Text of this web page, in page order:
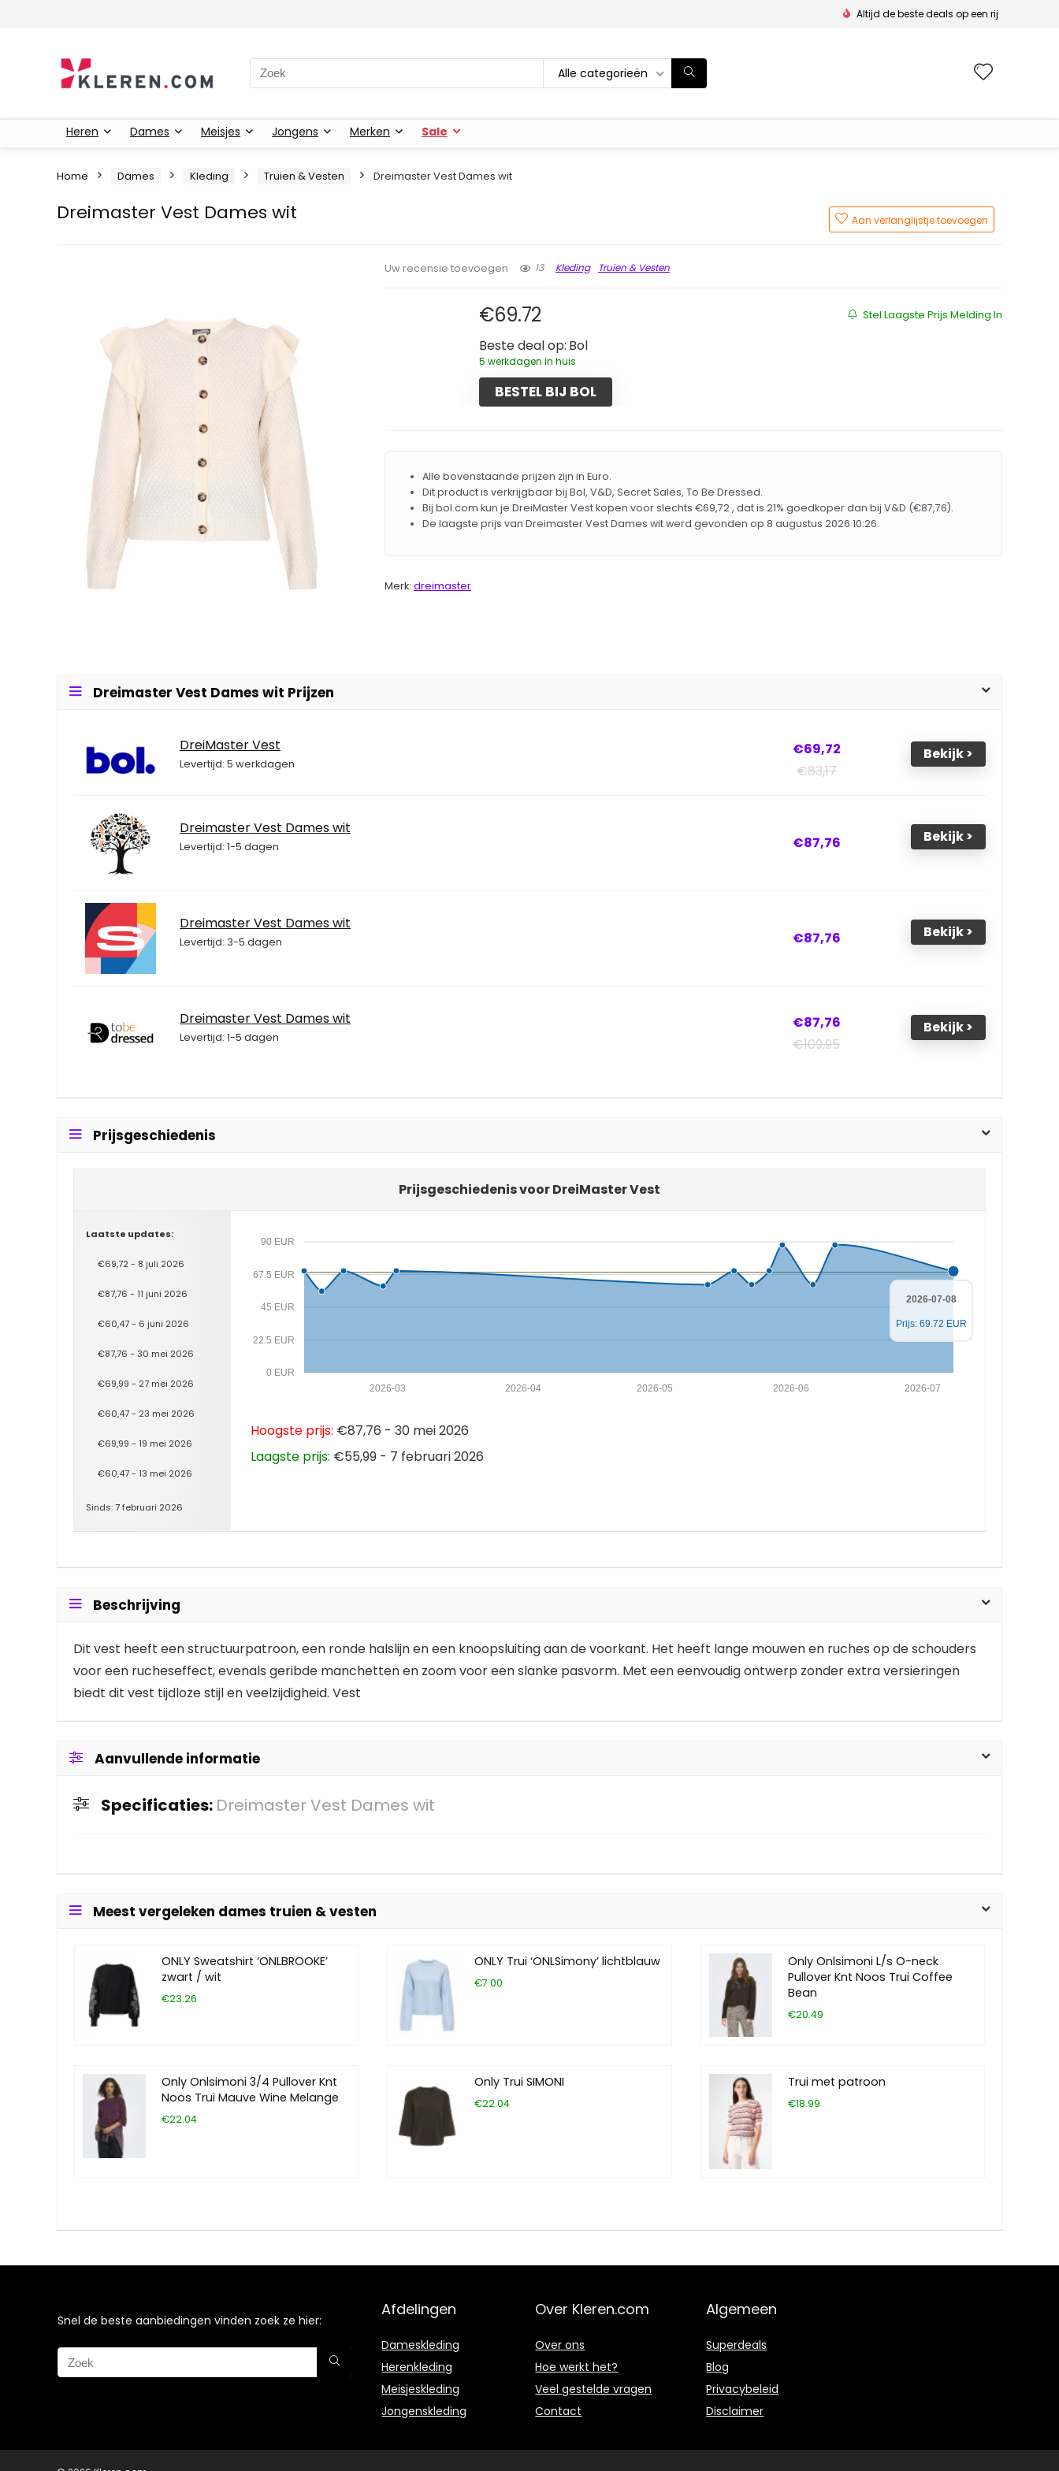
Altijd de beste deals op een rij
Zoeken naar: Alle categorieën
Heren Dames Meisjes Jongens Merken Sale
Home Dames Kleding Truien & Vesten Dreimaster Vest Dames wit
Dreimaster Vest Dames wit Aan verlanglijstje toevoegen
Uw recensie toevoegen 13 Kleding Truien & Vesten
Stel Laagste Prijs Melding In
€69.72
Beste deal op: Bol
5 werkdagen in huis
BESTEL BIJ BOL
Alle bovenstaande prijzen zijn in Euro.
Dit product is verkrijgbaar bij Bol, V&D, Secret Sales, To Be Dressed.
Bij bol.com kun je DreiMaster Vest kopen voor slechts €69,72 , dat is 21% goedkoper dan bij V&D (€87,76).
De laagste prijs van Dreimaster Vest Dames wit werd gevonden op 8 augustus 2026 10:26.
Merk: dreimaster
Dreimaster Vest Dames wit Prijzen
DreiMaster Vest
Levertijd: 5 werkdagen
€69,72
€83,17
Bekijk >
Dreimaster Vest Dames wit
Levertijd: 1-5 dagen €87,76 Bekijk >
Dreimaster Vest Dames wit
Levertijd: 3-5 dagen €87,76 Bekijk >
Dreimaster Vest Dames wit
Levertijd: 1-5 dagen
€87,76
€109,95
Bekijk >
Prijsgeschiedenis
Prijsgeschiedenis voor DreiMaster Vest
Laatste updates:
€69,72 - 8 juli 2026
€87,76 - 11 juni 2026
€60,47 - 6 juni 2026
€87,76 - 30 mei 2026
€69,99 - 27 mei 2026
€60,47 - 23 mei 2026
€69,99 - 19 mei 2026
€60,47 - 13 mei 2026
Sinds: 7 februari 2026
0 EUR
22.5 EUR
45 EUR
67.5 EUR
90 EUR
2026-07
2026-06
2026-05
2026-04
2026-03
2026-07-08
Prijs: 69.72 EUR
Hoogste prijs: €87,76 - 30 mei 2026
Laagste prijs: €55,99 - 7 februari 2026
Beschrijving
Dit vest heeft een structuurpatroon, een ronde halslijn en een knoopsluiting aan de voorkant. Het heeft lange mouwen en ruches op de schouders
voor een rucheseffect, evenals geribde manchetten en zoom voor een slanke pasvorm. Met een eenvoudig ontwerp zonder extra versieringen
biedt dit vest tijdloze stijl en veelzijdigheid. Vest
Aanvullende informatie
Specificaties: Dreimaster Vest Dames wit
Meest vergeleken dames truien & vesten
ONLY Sweatshirt ‘ONLBROOKE’
zwart / wit
€23.26
ONLY Trui ‘ONLSimony’ lichtblauw
€7.00
Only Onlsimoni L/s O-neck
Pullover Knt Noos Trui Coffee
Bean
€20.49
Only Onlsimoni 3/4 Pullover Knt
Noos Trui Mauve Wine Melange
€22.04
Only Trui SIMONI
€22.04
Trui met patroon
€18.99
Snel de beste aanbiedingen vinden zoek ze hier:
Afdelingen
Dameskleding
Herenkleding
Meisjeskleding
Jongenskleding
Over Kleren.com
Over ons
Hoe werkt het?
Veel gestelde vragen
Contact
Algemeen
Superdeals
Blog
Privacybeleid
Disclaimer